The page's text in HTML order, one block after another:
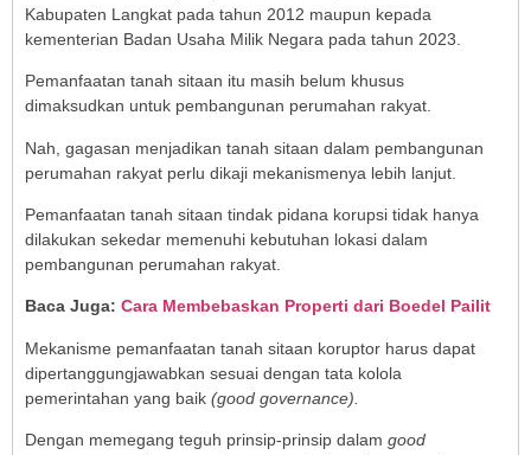
Kabupaten Langkat pada tahun 2012 maupun kepada
kementerian Badan Usaha Milik Negara pada tahun 2023.
Pemanfaatan tanah sitaan itu masih belum khusus
dimaksudkan untuk pembangunan perumahan rakyat.
Nah, gagasan menjadikan tanah sitaan dalam pembangunan
perumahan rakyat perlu dikaji mekanismenya lebih lanjut.
Pemanfaatan tanah sitaan tindak pidana korupsi tidak hanya
dilakukan sekedar memenuhi kebutuhan lokasi dalam
pembangunan perumahan rakyat.
Baca Juga: Cara Membebaskan Properti dari Boedel Pailit
Mekanisme pemanfaatan tanah sitaan koruptor harus dapat
dipertanggungjawabkan sesuai dengan tata kolola
pemerintahan yang baik (good governance).
Dengan memegang teguh prinsip-prinsip dalam good